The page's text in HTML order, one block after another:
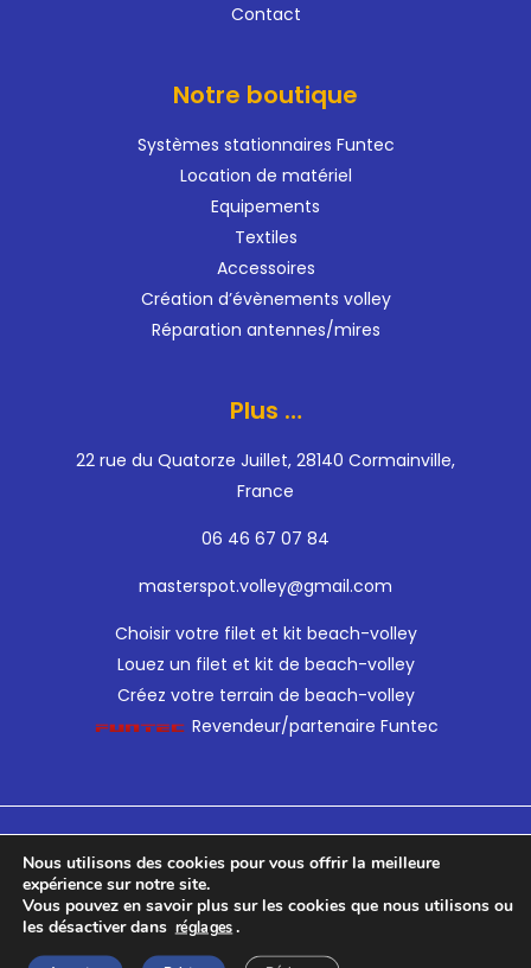
Contact
Notre boutique
Systèmes stationnaires Funtec
Location de matériel
Equipements
Textiles
Accessoires
Création d’évènements volley
Réparation antennes/mires
Plus …
22 rue du Quatorze Juillet, 28140 Cormainville,
France
06 46 67 07 84
masterspot.volley@gmail.com
Choisir votre filet et kit beach-volley
Louez un filet et kit de beach-volley
Créez votre terrain de beach-volley
Revendeur/partenaire Funtec
Design byMotion Dessam
Politique de confidentialité
Nous utilisons des cookies pour vous offrir la meilleure
expérience sur notre site.
Vous pouvez en savoir plus sur les cookies que nous utilisons ou
les désactiver dans réglages.